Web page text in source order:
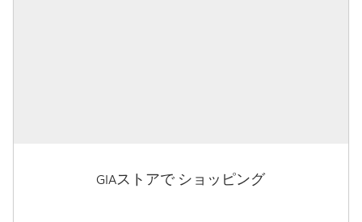
GIAストアで ショッピング